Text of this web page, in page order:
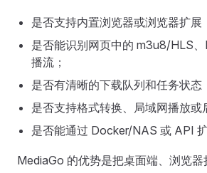
是否支持内置浏览器或浏览器扩展
是否能识别网页中的 m3u8/HLS
播流；
是否有清晰的下载队列和任务状态
是否支持格式转换、局域网播放或
是否能通过 Docker/NAS 或 API
MediaGo 的优势是把桌面端、浏览